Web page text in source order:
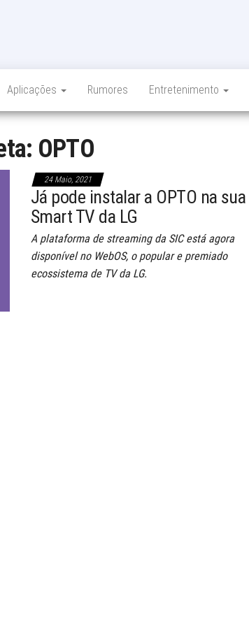
Aplicações Rumores Entretenimento
OPTO
24 Maio, 2021
Já pode instalar a OPTO na sua
Smart TV da LG
A plataforma de streaming da SIC está agora
disponível no WebOS, o popular e premiado
ecossistema de TV da LG.